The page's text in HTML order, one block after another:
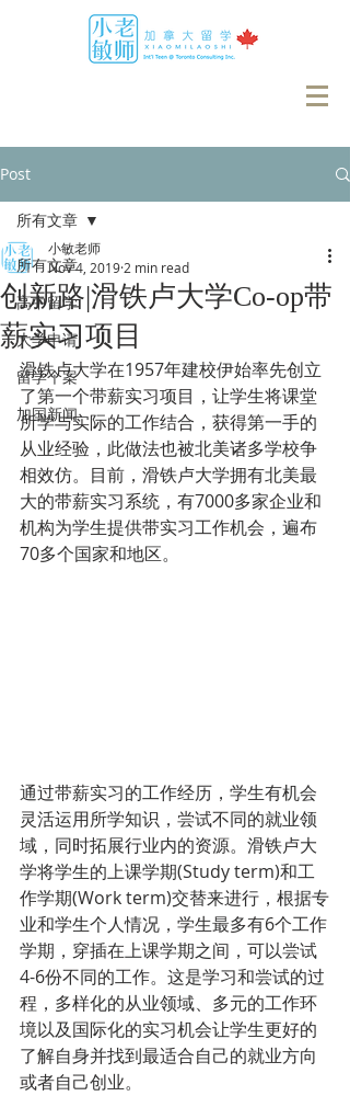
Post
所有文章
高中留学
大学申请
留学个案
加国新闻
所有文章
创新路|滑铁卢大学Co-op带
薪实习项目
小敏老师
Nov 4, 2019 2 min read
滑铁卢大学在1957年建校伊始率先创立
了第一个带薪实习项目，让学生将课堂
所学与实际的工作结合，获得第一手的
从业经验，此做法也被北美诸多学校争
相效仿。目前，滑铁卢大学拥有北美最
大的带薪实习系统，有7000多家企业和
机构为学生提供带实习工作机会，遍布
70多个国家和地区。
通过带薪实习的工作经历，学生有机会
灵活运用所学知识，尝试不同的就业领
域，同时拓展行业内的资源。滑铁卢大
学将学生的上课学期(Study term)和工
作学期(Work term)交替来进行，根据专
业和学生个人情况，学生最多有6个工作
学期，穿插在上课学期之间，可以尝试
4-6份不同的工作。这是学习和尝试的过
程，多样化的从业领域、多元的工作环
境以及国际化的实习机会让学生更好的
了解自身并找到最适合自己的就业方向
或者自己创业。